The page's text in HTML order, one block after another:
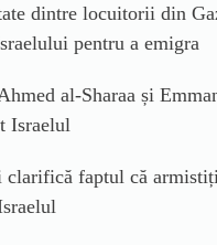
dintre locuitorii din
pentru a emigra
al-Sharaa și
Israelul
clarifică faptul că